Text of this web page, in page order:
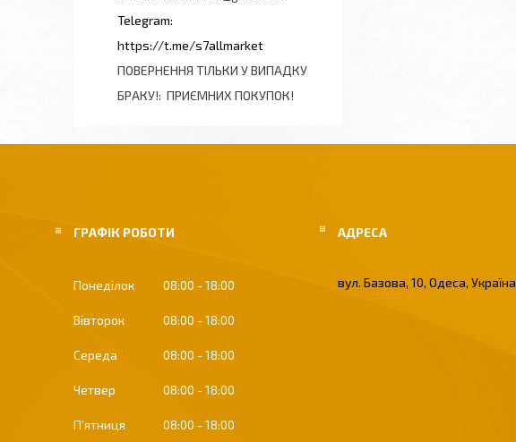
https://t.me/s7allmarket
ПОВЕРНЕННЯ ТІЛЬКИ У ВИПАДКУ
БРАКУ! ПРИЄМНИХ ПОКУПОК!
ГРАФІК РОБОТИ
Понеділок 08:00 18:00
Вівторок 08:00 18:00
Середа 08:00 18:00
Четвер 08:00 18:00
Пʼятниця 08:00 18:00
вул. Базова, 10, Одеса, Україна